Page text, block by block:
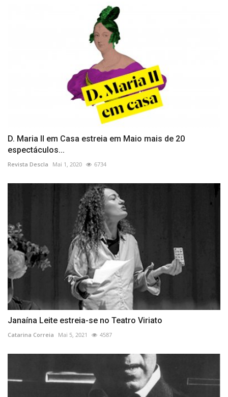
D. Maria II em Casa estreia em Maio mais de 20
espectáculos...
Revista Descla Mai 1, 2020 6734
Janaína Leite estreia-se no Teatro Viriato
Catarina Correia Mai 5, 2021 4587